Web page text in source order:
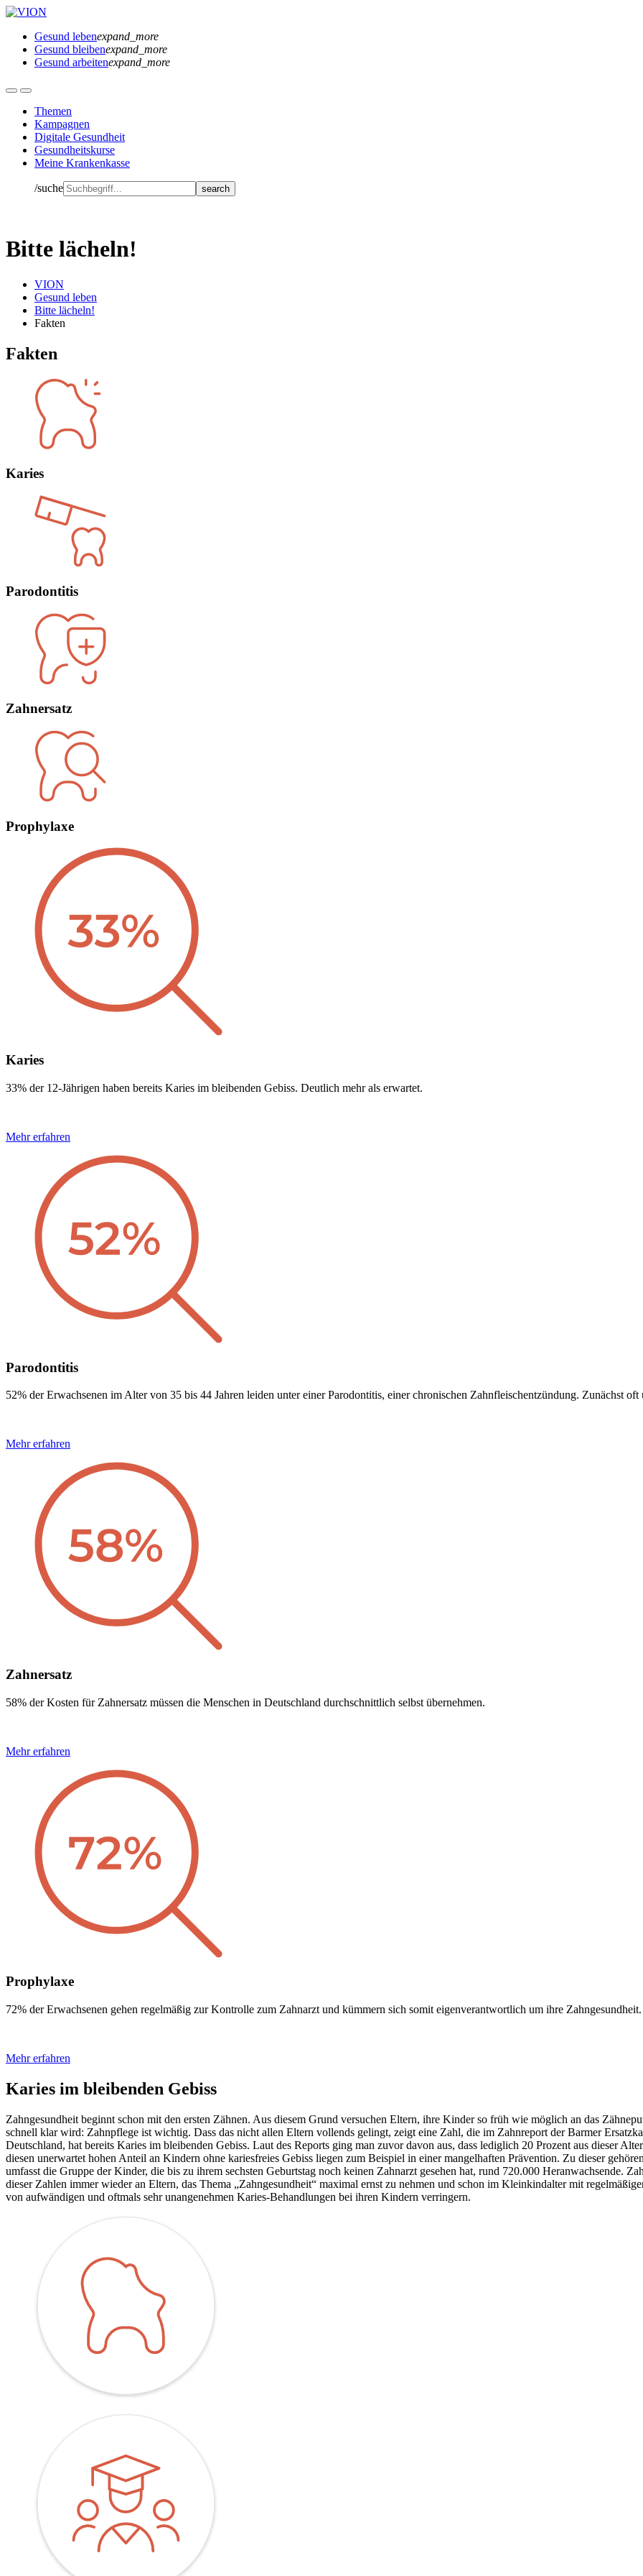
Gesund lebenexpand_more
Gesund bleibenexpand_more
Gesund arbeitenexpand_more
Themen
Kampagnen
Digitale Gesundheit
Gesundheitskurse
Meine Krankenkasse
/suche
Bitte lächeln!
VION
Gesund leben
Bitte lächeln!
Fakten
Fakten
Karies
Parodontitis
Zahnersatz
Prophylaxe
Karies
33% der 12-Jährigen haben bereits Karies im bleibenden Gebiss. Deutlich mehr als erwartet.
Mehr erfahren
Parodontitis
52% der Erwachsenen im Alter von 35 bis 44 Jahren leiden unter einer Parodontitis, einer chronischen Zahnfleischentzündung. Zunächst oft
Mehr erfahren
Zahnersatz
58% der Kosten für Zahnersatz müssen die Menschen in Deutschland durchschnittlich selbst übernehmen.
Mehr erfahren
Prophylaxe
72% der Erwachsenen gehen regelmäßig zur Kontrolle zum Zahnarzt und kümmern sich somit eigenverantwortlich um ihre Zahngesundheit.
Mehr erfahren
Karies im bleibenden Gebiss
Zahngesundheit beginnt schon mit den ersten Zähnen. Aus diesem Grund versuchen Eltern, ihre Kinder so früh wie möglich an das
schnell klar wird: Zahnpflege ist wichtig. Dass das nicht allen Eltern vollends gelingt, zeigt eine Zahl, die im Zahnreport der Barmer
Deutschland, hat bereits Karies im bleibenden Gebiss. Laut des Reports ging man zuvor davon aus, dass lediglich 20 Prozent aus dieser
diesen unerwartet hohen Anteil an Kindern ohne kariesfreies Gebiss liegen zum Beispiel in einer mangelhaften Prävention. Zu dieser
umfasst die Gruppe der Kinder, die bis zu ihrem sechsten Geburtstag noch keinen Zahnarzt gesehen hat, rund 720.000 Heranwachsende.
dieser Zahlen immer wieder an Eltern, das Thema „Zahngesundheit“ maximal ernst zu nehmen und schon im Kleinkindalter mit
von aufwändigen und oftmals sehr unangenehmen Karies-Behandlungen bei ihren Kindern verringern.